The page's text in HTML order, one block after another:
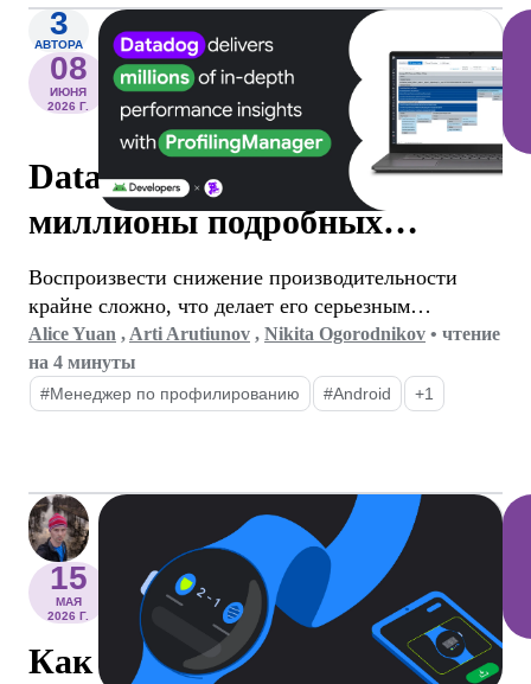
3
АВТОРА
08
ИЮНЯ
2026 Г.
Datadog предоставляет
миллионы подробных
аналитических данных о
производительности с
помощью ProfilingManager.
Воспроизвести снижение производительности
крайне сложно, что делает его серьезным
препятствием для разработчиков мобильных
приложений.
Alice Yuan , Arti Arutiunov , Nikita Ogorodnikov • чтение
на 4 минуты
#Менеджер по профилированию #Android +1
15
МАЯ
2026 Г.
Как FotMob использовала